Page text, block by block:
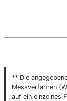
** Die
Messverfahren
auf ein einzelnes